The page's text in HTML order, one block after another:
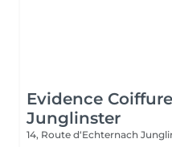
Evidence
Junglinster
14, Route d‘Echternach